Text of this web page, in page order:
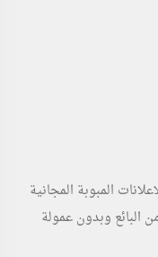
المبوبة المجانية
البائع وبدون عمولة